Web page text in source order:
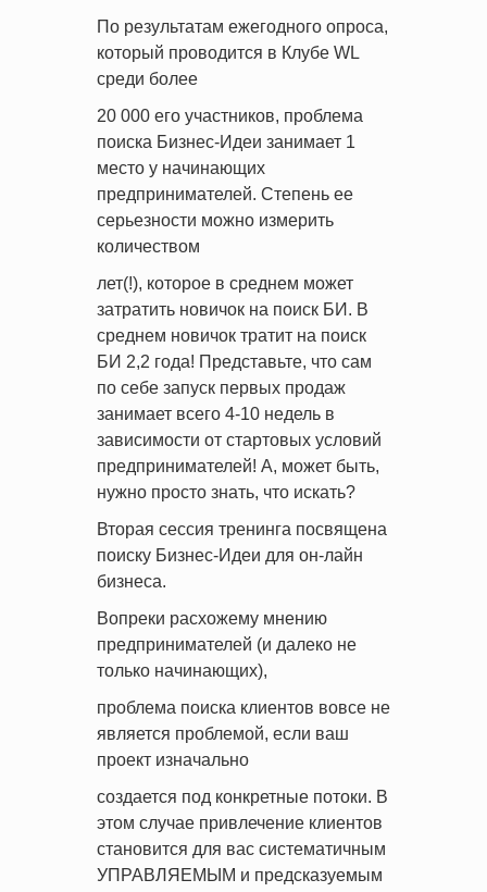
По результатам ежегодного опроса,
который проводится в Клубе WL
среди более
20 000 его участников, проблема
поиска Бизнес-Идеи занимает 1
место у начинающих
предпринимателей. Степень ее
серьезности можно измерить
количеством
лет(!), которое в среднем может
затратить новичок на поиск БИ. В
среднем новичок тратит на поиск
БИ 2,2 года! Представьте, что сам
по себе запуск первых продаж
занимает всего 4-10 недель в
зависимости от стартовых условий
предпринимателей! А, может быть,
нужно просто знать, что искать?
Вторая сессия тренинга посвящена
поиску Бизнес-Идеи для он-лайн
бизнеса.
Вопреки расхожему мнению
предпринимателей (и далеко не
только начинающих),
проблема поиска клиентов вовсе не
является проблемой, если ваш
проект изначально
создается под конкретные потоки. В
этом случае привлечение клиентов
становится для вас систематичным
УПРАВЛЯЕМЫМ и предсказуемым